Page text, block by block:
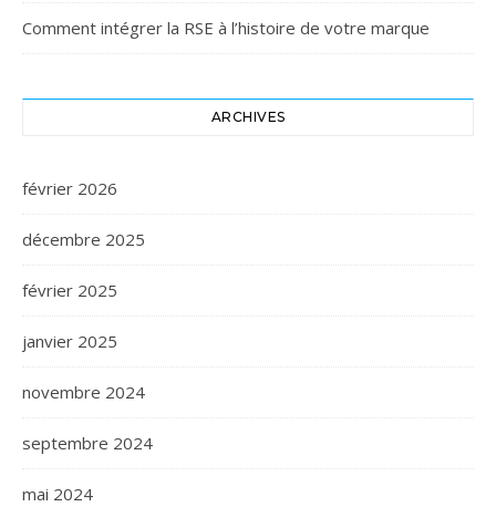
Comment intégrer la RSE à l’histoire de votre marque
ARCHIVES
février 2026
décembre 2025
février 2025
janvier 2025
novembre 2024
septembre 2024
mai 2024